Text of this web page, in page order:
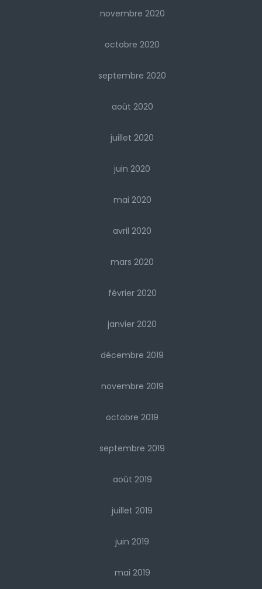
novembre 2020
octobre 2020
septembre 2020
août 2020
juillet 2020
juin 2020
mai 2020
avril 2020
mars 2020
février 2020
janvier 2020
décembre 2019
novembre 2019
octobre 2019
septembre 2019
août 2019
juillet 2019
juin 2019
mai 2019